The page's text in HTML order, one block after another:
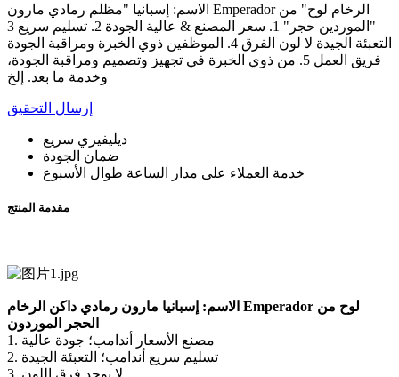
الاسم: إسبانيا "مظلم رمادي مارون Emperador الرخام لوح" من
"الموردين حجر" 1. سعر المصنع & عالية الجودة 2. تسليم سريع 3
التعبئة الجيدة لا لون الفرق 4. الموظفين ذوي الخبرة ومراقبة الجودة
فريق العمل 5. من ذوي الخبرة في تجهيز وتصميم ومراقبة الجودة،
وخدمة ما بعد. إلخ
إرسال التحقيق
ديليفيري سريع
ضمان الجودة
خدمة العملاء على مدار الساعة طوال الأسبوع
مقدمة المنتج
الاسم: إسبانيا مارون رمادي داكن الرخام Emperador لوح من
الحجر الموردون
1. مصنع الأسعار أندامب؛ جودة عالية
2. تسليم سريع أندامب؛ التعبئة الجيدة
3. لا يوجد فرق اللون